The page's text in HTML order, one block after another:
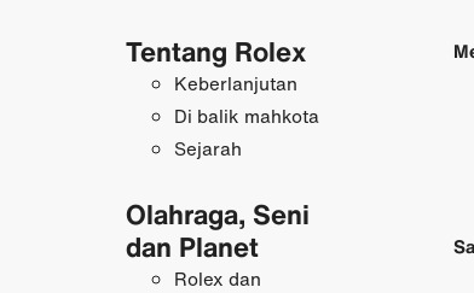
Tentang Rolex
Keberlanjutan
Di balik mahkota
Sejarah
Olahraga, Seni
dan Planet
Rolex dan